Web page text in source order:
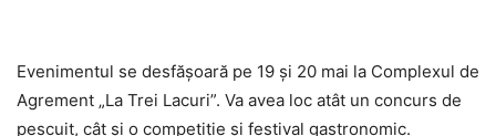
Evenimentul se desfăşoară pe 19 şi 20 mai la Complexul de
Agrement „La Trei Lacuri”. Va avea loc atât un concurs de
pescuit, cât şi o competiţie şi festival gastronomic.